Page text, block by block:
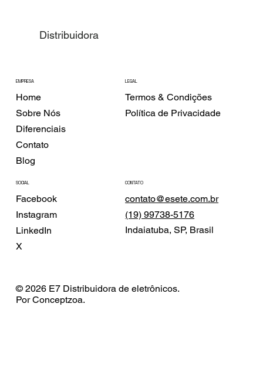
© 2026 E7 Distribuidora de eletrônicos.
Por Conceptzoa.
CONTATO
contato@esete.com.br
(19) 99738-5176
Indaiatuba, SP, Brasil
SOCIAL
Facebook
Instagram
LinkedIn
X
LEGAL
Política de Privacidade
Termos & Condições
EMPRESA
Home
Sobre Nós
Diferenciais
Contato
Blog
Distribuidora